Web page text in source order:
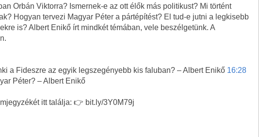
Orbán Viktorra? Ismernek-e az ott élők más politikust? Mi történt
Hogyan tervezi Magyar Péter a pártépítést? El tud-e jutni a legkisebb
is? Albert Enikő írt mindkét témában, vele beszélgetünk. A
a Fideszre az egyik legszegényebb kis faluban? – Albert Enikő 16:28
Péter? – Albert Enikő
itt találja: 👉 bit.ly/3Y0M79j